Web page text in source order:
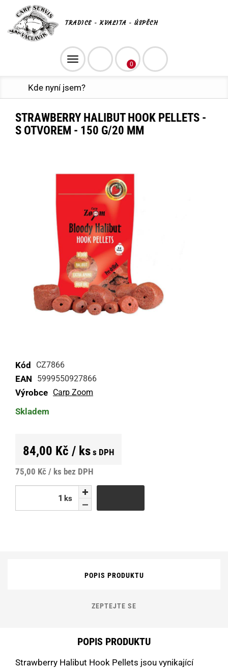
TRADICE - KVALITA - ÚSPĚCH
Toggle
navigation
0
Kde nyní jsem?
STRAWBERRY HALIBUT HOOK PELLETS -
S OTVOREM - 150 G/20 MM
Kód CZ7866
EAN 5999550927866
Výrobce Carp Zoom
Skladem
84,00 Kč / ks s DPH
75,00 Kč / ks bez DPH
ks
ks
POPIS PRODUKTU
ZEPTEJTE SE
POPIS PRODUKTU
Strawberry Halibut Hook Pellets jsou vynikající